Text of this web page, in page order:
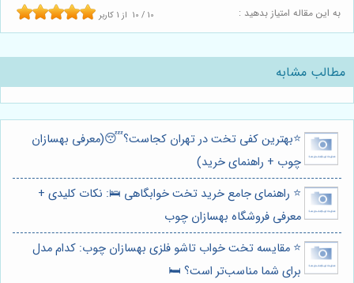
به این مقاله امتیاز بدهید : 10 / 10 از 1 کاربر
مطالب مشابه
⭐️بهترین کفی تخت در تهران کجاست؟😴(معرفی بهسازان
چوب + راهنمای خرید)
⭐️ راهنمای جامع خرید تخت خوابگاهی 🛌: نکات کلیدی +
معرفی فروشگاه بهسازان چوب
⭐️ مقایسه تخت خواب تاشو فلزی بهسازان چوب: کدام مدل
برای شما مناسب‌تر است؟ 🛏️